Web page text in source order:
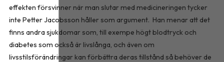
effekten försvinner när man slutar med medicineringen tycker
inte Petter Jacobsson håller som argument. Han menar att det
finns andra sjukdomar som, till exempe högt blodtryck och
diabetes som också är livslånga, och även om
livsstilsförändringar kan förbättra deras tillstånd så behöver de